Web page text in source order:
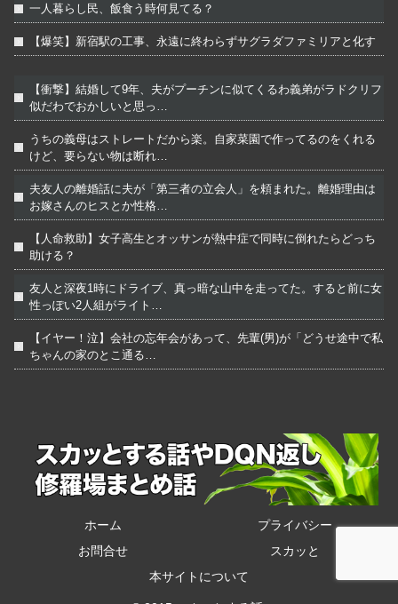
一人暮らし民、飯食う時何見てる？
【爆笑】新宿駅の工事、永遠に終わらずサグラダファミリアと化す
【衝撃】結婚して9年、夫がプーチンに似てくるわ義弟がラドクリフ
似だわでおかしいと思っ…
うちの義母はストレートだから楽。自家菜園で作ってるのをくれる
けど、要らない物は断れ…
夫友人の離婚話に夫が「第三者の立会人」を頼まれた。離婚理由は
お嫁さんのヒスとか性格…
【人命救助】女子高生とオッサンが熱中症で同時に倒れたらどっち
助ける？
友人と深夜1時にドライブ、真っ暗な山中を走ってた。すると前に女
性っぽい2人組がライト…
【イヤー！泣】会社の忘年会があって、先輩(男)が「どうせ途中で私
ちゃんの家のとこ通る…
ホーム
プライバシー
お問合せ
スカッと
本サイトについて